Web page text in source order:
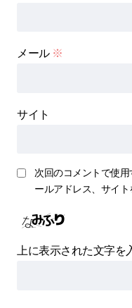
メール ※
サイト
次回のコメントで使
ールアドレス、サイト
上に表示された文字を